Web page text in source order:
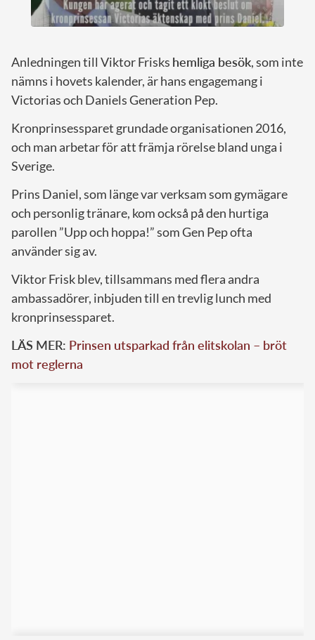
Anledningen till Viktor Frisks hemliga besök, som inte
nämns i hovets kalender, är hans engagemang i
Victorias och Daniels Generation Pep.
Kronprinsessparet grundade organisationen 2016,
och man arbetar för att främja rörelse bland unga i
Sverige.
Prins Daniel, som länge var verksam som gymägare
och personlig tränare, kom också på den hurtiga
parollen ”Upp och hoppa!” som Gen Pep ofta
använder sig av.
Viktor Frisk blev, tillsammans med flera andra
ambassadörer, inbjuden till en trevlig lunch med
kronprinsessparet.
LÄS MER: Prinsen utsparkad från elitskolan – bröt
mot reglerna